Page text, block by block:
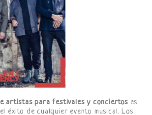
artistas para festivales y conciertoses
éxito de cualquier evento musical. Los